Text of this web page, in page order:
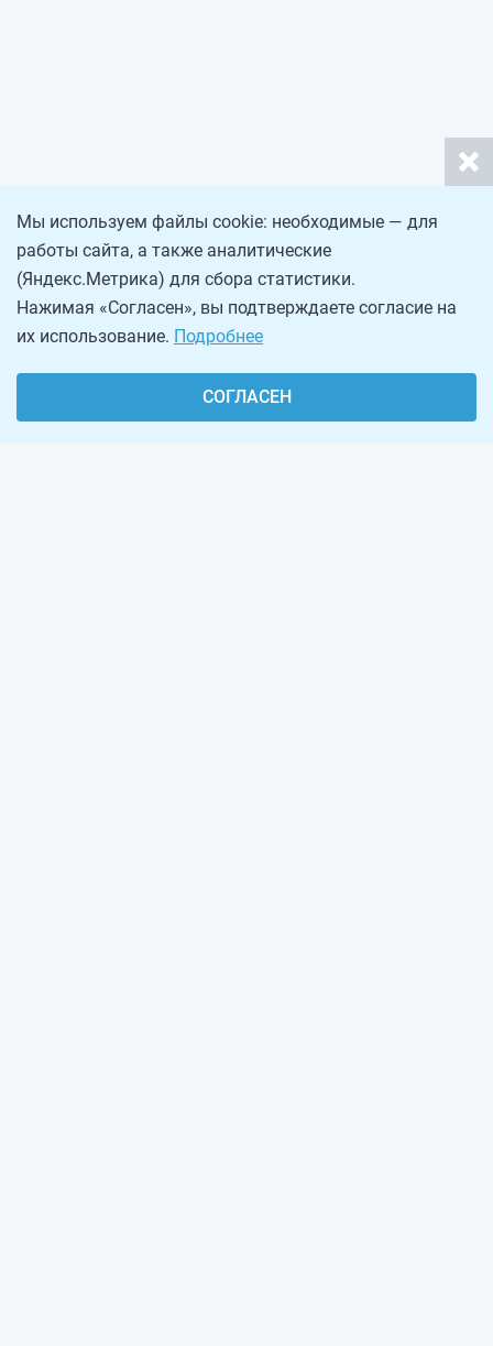
Мы используем файлы cookie: необходимые — для
работы сайта, а также аналитические
(Яндекс.Метрика) для сбора статистики.
Нажимая «Согласен», вы подтверждаете согласие на
их использование. Подробнее
СОГЛАСЕН